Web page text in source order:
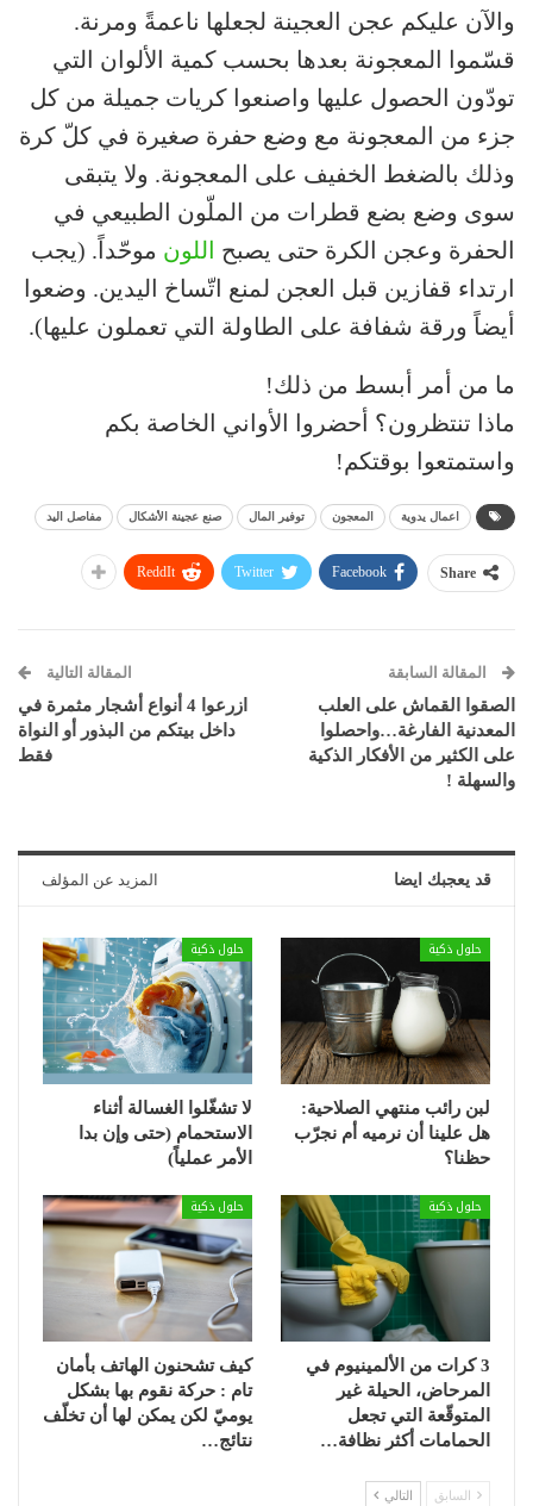
والآن عليكم عجن العجينة لجعلها ناعمةً ومرنة.
قسّموا المعجونة بعدها بحسب كمية الألوان التي
تودّون الحصول عليها واصنعوا كريات جميلة من كل
جزء من المعجونة مع وضع حفرة صغيرة في كلّ كرة
وذلك بالضغط الخفيف على المعجونة. ولا يتبقى
سوى وضع بضع قطرات من الملّون الطبيعي في
الحفرة وعجن الكرة حتى يصبح اللون موحّداً. (يجب
ارتداء قفازين قبل العجن لمنع اتّساخ اليدين. وضعوا
أيضاً ورقة شفافة على الطاولة التي تعملون عليها).
ما من أمر أبسط من ذلك!
ماذا تنتظرون؟ أحضروا الأواني الخاصة بكم
واستمتعوا بوقتكم!
اعمال يدوية المعجون توفير المال صنع عجينة الأشكال مفاصل اليد
Share
Facebook
Twitter
ReddIt
المقالة السابقة
الصقوا القماش على العلب
المعدنية الفارغة…واحصلوا
على الكثير من الأفكار الذكية
والسهلة !
المقالة التالية
ازرعوا 4 أنواع أشجار مثمرة في
داخل بيتكم من البذور أو النواة
فقط
قد يعجبك ايضا المزيد عن المؤلف
حلول ذكية
لبن رائب منتهي الصلاحية:
هل علينا أن نرميه أم نجرّب
حظنا؟
حلول ذكية
لا تشغّلوا الغسالة أثناء
الاستحمام (حتى وإن بدا
الأمر عملياً)
حلول ذكية
3 كرات من الألمينيوم في
المرحاض، الحيلة غير
المتوقّعة التي تجعل
الحمامات أكثر نظافة…
حلول ذكية
كيف تشحنون الهاتف بأمان
تام : حركة نقوم بها بشكل
يوميّ لكن يمكن لها أن تخلّف
نتائج…
السابق التالي